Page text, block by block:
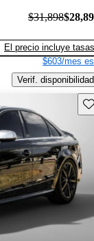
$31,898
El precio incluye tasas
$603/mes
Verif. disponibilidad